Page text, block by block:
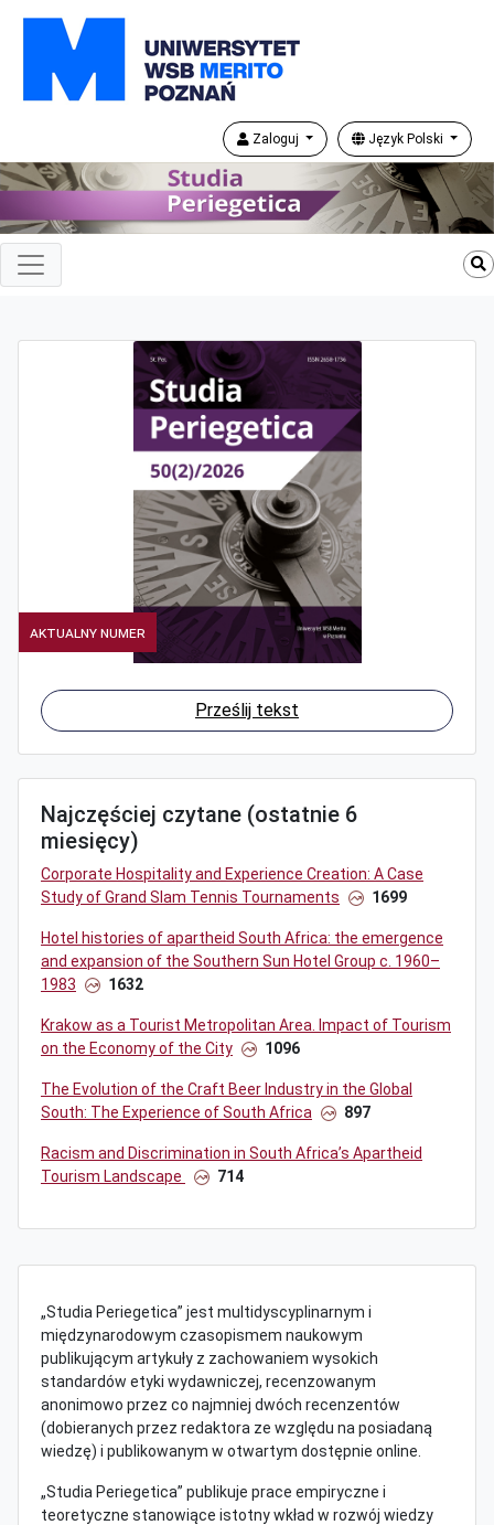
Zaloguj Język Polski
Aktualny numer
Prześlij tekst
Najczęściej czytane (ostatnie 6
miesięcy)
Corporate Hospitality and Experience Creation: A Case
Study of Grand Slam Tennis Tournaments
1699
Hotel histories of apartheid South Africa: the emergence
and expansion of the Southern Sun Hotel Group c. 1960–
1983
1632
Krakow as a Tourist Metropolitan Area. Impact of Tourism
on the Economy of the City
1096
The Evolution of the Craft Beer Industry in the Global
South: The Experience of South Africa
897
Racism and Discrimination in South Africa’s Apartheid
Tourism Landscape
714
„Studia Periegetica” jest multidyscyplinarnym i
międzynarodowym czasopismem naukowym
publikującym artykuły z zachowaniem wysokich
standardów etyki wydawniczej, recenzowanym
anonimowo przez co najmniej dwóch recenzentów
(dobieranych przez redaktora ze względu na posiadaną
wiedzę) i publikowanym w otwartym dostępnie online.
„Studia Periegetica” publikuje prace empiryczne i
teoretyczne stanowiące istotny wkład w rozwój wiedzy